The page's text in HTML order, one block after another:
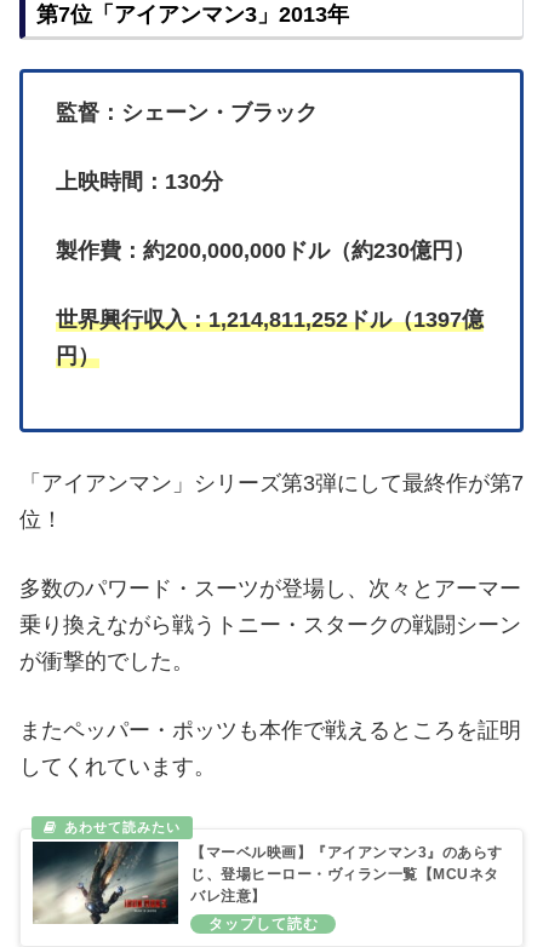
第7位「アイアンマン3」2013年
監督：シェーン・ブラック
上映時間：130分
製作費：約200,000,000ドル（約230億円）
世界興行収入：1,214,811,252ドル（1397億
円）
「アイアンマン」シリーズ第3弾にして最終作が第7
位！
多数のパワード・スーツが登場し、次々とアーマー
乗り換えながら戦うトニー・スタークの戦闘シーン
が衝撃的でした。
またペッパー・ポッツも本作で戦えるところを証明
してくれています。
【マーベル映画】『アイアンマン3』のあらす
じ、登場ヒーロー・ヴィラン一覧【MCUネタ
バレ注意】